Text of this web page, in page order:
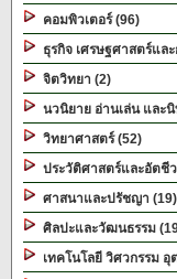
คอมพิวเตอร์ (96)
ธุรกิจ เศรษฐศาสตร์แล
จิตวิทยา (2)
นวนิยาย อ่านเล่น และ
วิทยาศาสตร์ (52)
ประวัติศาสตร์และอัตชี
ศาสนาและปรัชญา (19)
ศิลปะและวัฒนธรรม
เทคโนโลยี วิศวกรรม อุ